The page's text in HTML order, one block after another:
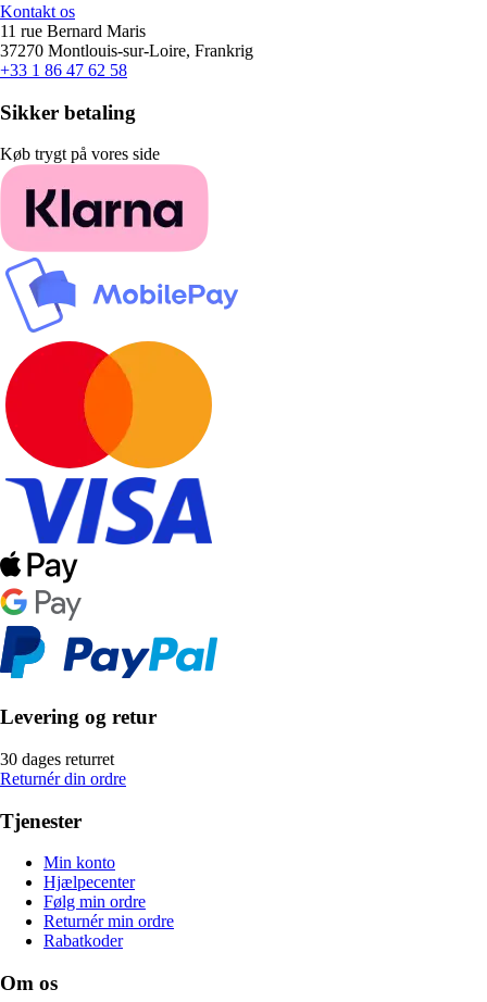
Kontakt os
11 rue Bernard Maris
37270 Montlouis-sur-Loire, Frankrig
+33 1 86 47 62 58
Sikker betaling
Køb trygt på vores side
Levering og retur
30 dages returret
Returnér din ordre
Tjenester
Min konto
Hjælpecenter
Følg min ordre
Returnér min ordre
Rabatkoder
Om os